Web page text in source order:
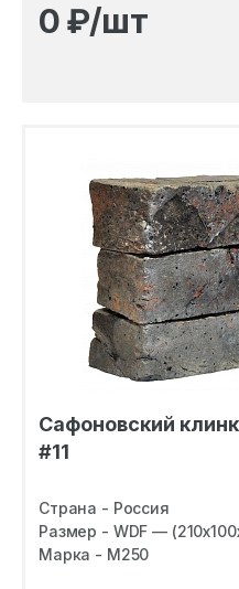
0₽/шт
Сафоновский
#11
Страна - Россия
Размер - WDF —
Марка - M250